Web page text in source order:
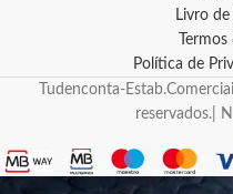
Livro
Política de
Tudenconta-
reservados.|